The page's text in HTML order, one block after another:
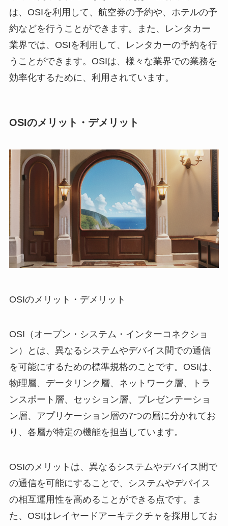
は、OSIを利用して、航空券の予約や、ホテルの予
約などを行うことができます。また、レンタカー
業界では、OSIを利用して、レンタカーの予約を行
うことができます。OSIは、様々な業界での業務を
効率化するために、利用されています。
OSIのメリット・デメリット
OSIのメリット・デメリット
OSI（オープン・システム・インターコネクショ
ン）とは、異なるシステムやデバイス間での通信
を可能にするための標準規格のことです。OSIは、
物理層、データリンク層、ネットワーク層、トラ
ンスポート層、セッション層、プレゼンテーショ
ン層、アプリケーション層の7つの層に分かれてお
り、各層が特定の機能を担当しています。
OSIのメリットは、異なるシステムやデバイス間で
の通信を可能にすることで、システムやデバイス
の相互運用性を高めることができる点です。ま
た、OSIはレイヤードアーキテクチャを採用してお